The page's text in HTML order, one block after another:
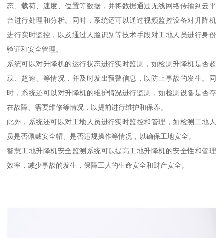
态、载荷、速度、位置等数据，并将数据通过无线网络传输到云平
台进行处理和分析。同时，系统还可以通过视频监控设备对升降机
进行实时监控，以及通过人脸识别等技术手段对工地人员进行身份
验证和安全管理。
系统可以对升降机的运行状态进行实时监测，如检测升降机是否超
载、超速、等情况，并及时发出预警信息，以防止事故的发生。同
时，系统还可以对升降机的维护情况进行监测，如检测设备是否存
在故障、需要维修等情况，以提前进行维护和保养。
此外，系统还可以对工地人员进行实时监控和管理，如检测工地人
员是否佩戴安全帽、是否违规操作等情况，以确保工地安全。
智慧工地升降机安全监测系统可以提高工地升降机的安全性和管理
效率，减少事故的发生，保障工人的生命安全和财产安全。